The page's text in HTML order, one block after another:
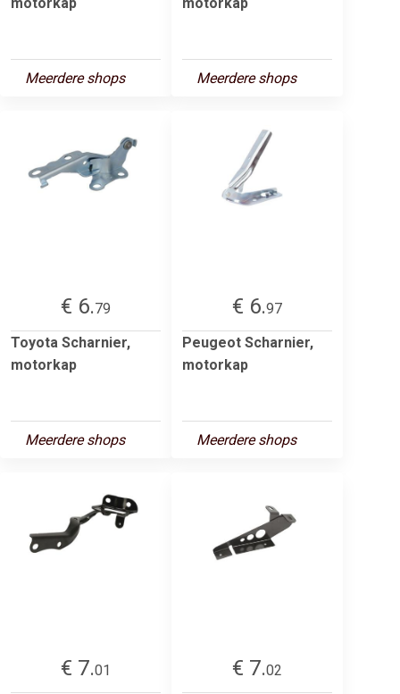
Meerdere shops Meerdere shops
€ 6.79
Toyota Scharnier,
motorkap
Meerdere shops
€ 6.97
Peugeot Scharnier,
motorkap
Meerdere shops
€ 7.01
€ 7.02